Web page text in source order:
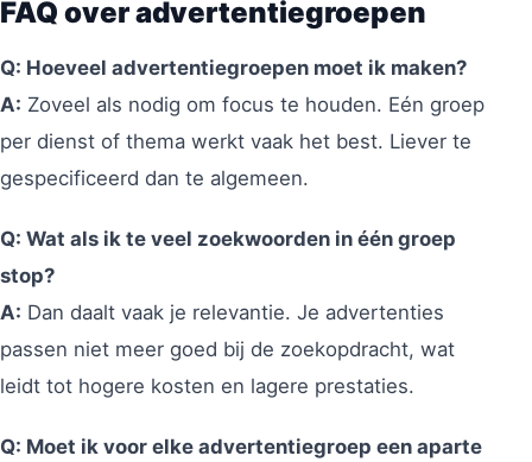
FAQ over advertentiegroepen
Q: Hoeveel advertentiegroepen moet ik maken?
A: Zoveel als nodig om focus te houden. Eén groep
per dienst of thema werkt vaak het best. Liever te
gespecificeerd dan te algemeen.
Q: Wat als ik te veel zoekwoorden in één groep
stop?
A: Dan daalt vaak je relevantie. Je advertenties
passen niet meer goed bij de zoekopdracht, wat
leidt tot hogere kosten en lagere prestaties.
Q: Moet ik voor elke advertentiegroep een aparte